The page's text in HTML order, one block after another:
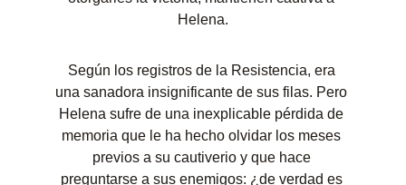
Helena.
Según los registros de la Resistencia, era
una sanadora insignificante de sus filas. Pero
Helena sufre de una inexplicable pérdida de
memoria que le ha hecho olvidar los meses
previos a su cautiverio y que hace
preguntarse a sus enemigos: ¿de verdad es